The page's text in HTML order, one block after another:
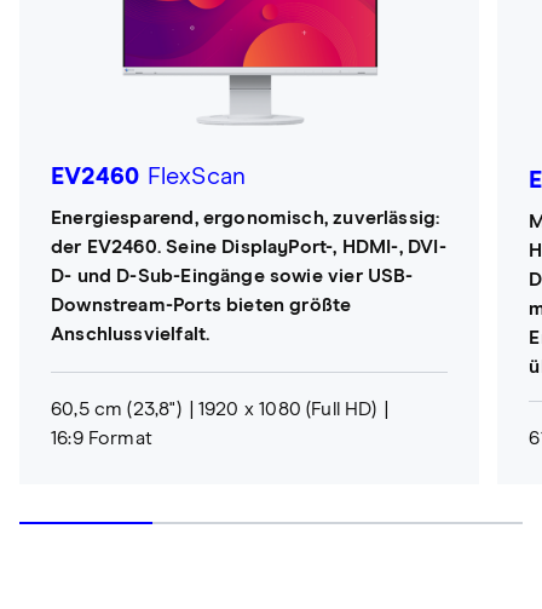
EV2460 FlexScan
Energiesparend, ergonomisch, zuverlässig:
der EV2460. Seine DisplayPort-, HDMI-, DVI-
D- und D-Sub-Eingänge sowie vier USB-
Downstream-Ports bieten größte
Anschlussvielfalt.
60,5 cm (23,8")
1920 x 1080 (Full HD)
16:9 Format